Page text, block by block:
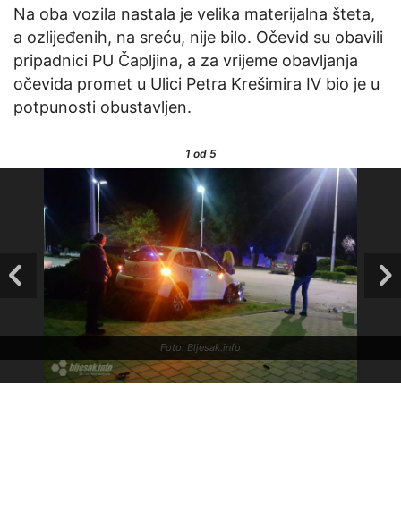
Na oba vozila nastala je velika materijalna šteta,
a ozlijeđenih, na sreću, nije bilo. Očevid su obavili
pripadnici PU Čapljina, a za vrijeme obavljanja
očevida promet u Ulici Petra Krešimira IV bio je u
potpunosti obustavljen.
1od 5
Foto: Bljesak.info